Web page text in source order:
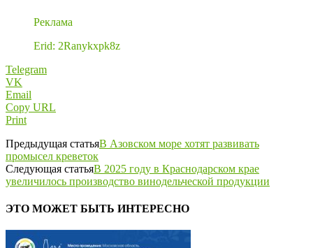
Реклама
Erid: 2Ranykxpk8z
Telegram
VK
Email
Copy URL
Print
Предыдущая статьяВ Азовском море хотят развивать
промысел креветок
Следующая статьяВ 2025 году в Краснодарском крае
увеличилось производство винодельческой продукции
ЭТО МОЖЕТ БЫТЬ ИНТЕРЕСНО